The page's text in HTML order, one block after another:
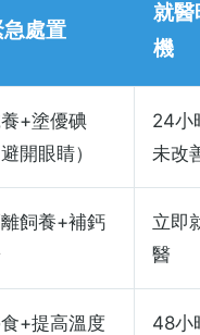
急處置
就醫
機
+塗優碘
避開眼睛）
24小
未改
飼養+補鈣
立即
醫
+提高溫度
48小